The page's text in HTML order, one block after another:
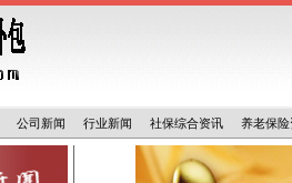
公司新闻 行业新闻 社保综合资讯 养老保险